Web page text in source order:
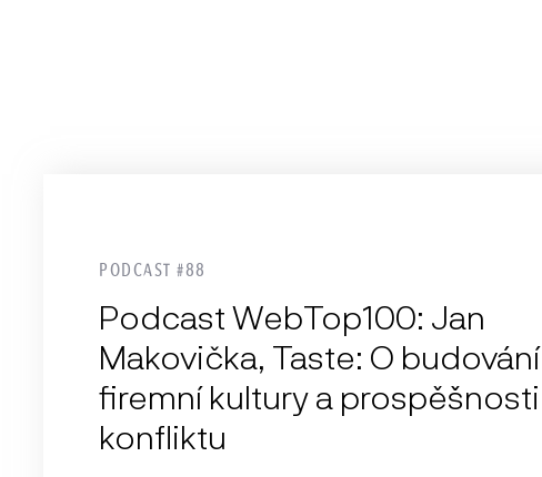
PODCAST #88
Podcast WebTop100: Jan
Makovička, Taste: O budování
firemní kultury a prospěšnosti
konfliktu